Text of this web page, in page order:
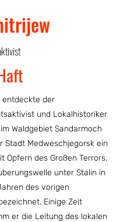
entdeckte der
und Lokalhistoriker
Waldgebiet Sandarmoch
Stadt Medweschjegorsk ein
Opfern des Großen Terrors.
unter Stalin in
des vorigen
Einige Zeit
er die Leitung des lokalen